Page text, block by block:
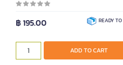
฿ 195.00 READY
ADD TO CART